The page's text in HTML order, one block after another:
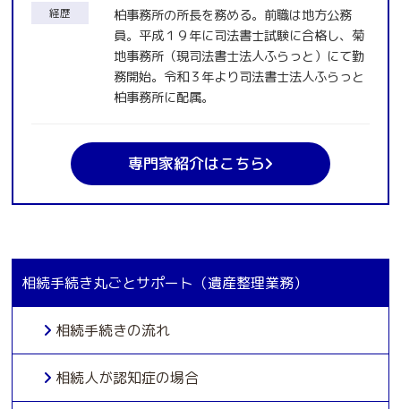
経歴
柏事務所の所長を務める。前職は地方公務
員。平成１９年に司法書士試験に合格し、菊
地事務所（現司法書士法人ふらっと）にて勤
務開始。令和３年より司法書士法人ふらっと
柏事務所に配属。
専門家紹介はこちら
相続手続き丸ごとサポート（遺産整理業務）
相続手続きの流れ
相続人が認知症の場合